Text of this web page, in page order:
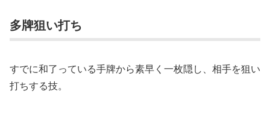
多牌狙い打ち
すでに和了っている手牌から素早く一枚隠し、相手を狙い
打ちする技。